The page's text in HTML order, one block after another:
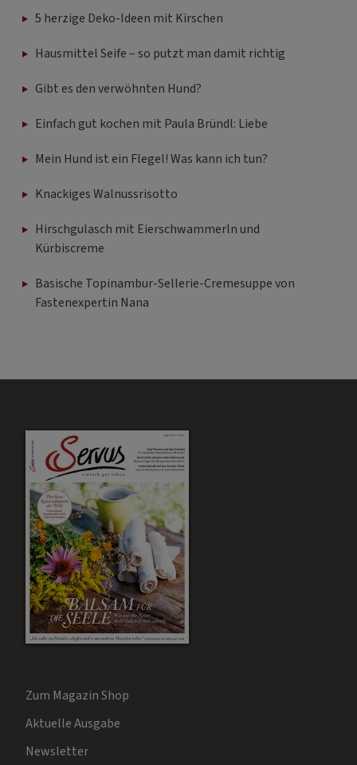
5 herzige Deko-Ideen mit Kirschen
Hausmittel Seife – so putzt man damit richtig
Gibt es den verwöhnten Hund?
Einfach gut kochen mit Paula Bründl: Liebe
Mein Hund ist ein Flegel! Was kann ich tun?
Knackiges Walnussrisotto
Hirschgulasch mit Eierschwammerln und
Kürbiscreme
Basische Topinambur-Sellerie-Cremesuppe von
Fastenexpertin Nana
Zum Magazin Shop
Aktuelle Ausgabe
Newsletter